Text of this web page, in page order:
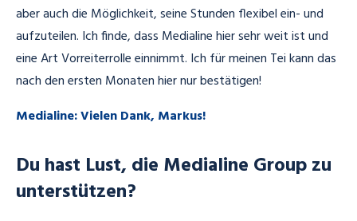
aber auch die Möglichkeit, seine Stunden flexibel ein- und
aufzuteilen. Ich finde, dass Medialine hier sehr weit ist und
eine Art Vorreiterrolle einnimmt. Ich für meinen Tei kann das
nach den ersten Monaten hier nur bestätigen!
Medialine: Vielen Dank, Markus!
Du hast Lust, die Medialine Group zu
unterstützen?